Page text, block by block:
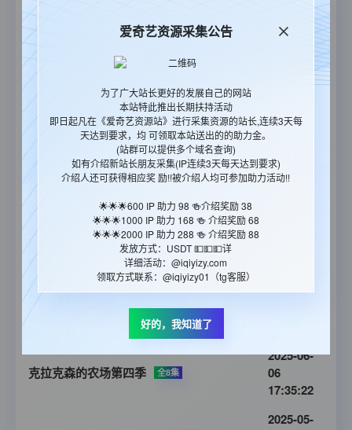
野兽游戏第二季 更新至10集
2026-02-
粉雄救兵第十季 全5集
21
鱿鱼游戏：真人挑战赛第二季 全9集
2025-11-
19
更新至07集
最强盲选乐团第一季 全7集
2025-07-
克拉克森的农场第四季 全8集
2025-06-
06
17:35:22
2025-05-
爱奇艺资源采集公告
为了广大站长更好的发展自己的网站
本站特此推出长期扶持活动
即日起凡在《爱奇艺资源站》进行采集资源的站长,连续3天每
天达到要求，均 可领取本站送出的的助力金。
(站群可以提供多个域名查询)
如有介绍新站长朋友采集(IP连续3天每天达到要求)
介绍人还可获得相应奖 励!!被介绍人均可参加助力活动!!
🌟🌟🌟600 IP 助力 98 🍻介绍奖励 38
🌟🌟🌟1000 IP 助力 168 🍻 介绍奖励 68
🌟🌟🌟2000 IP 助力 288 🍻 介绍奖励 88
发放方式：USDT 💵💵💵详
详细活动：@iqiyizy.com
领取方式联系：@iqiyizy01（tg客服）
好的，我知道了